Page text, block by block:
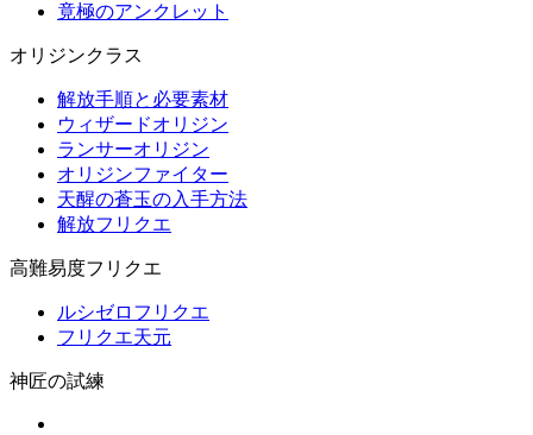
竟極のアンクレット
オリジンクラス
解放手順と必要素材
ウィザードオリジン
ランサーオリジン
オリジンファイター
天醒の蒼玉の入手方法
解放フリクエ
高難易度フリクエ
ルシゼロフリクエ
フリクエ天元
神匠の試練